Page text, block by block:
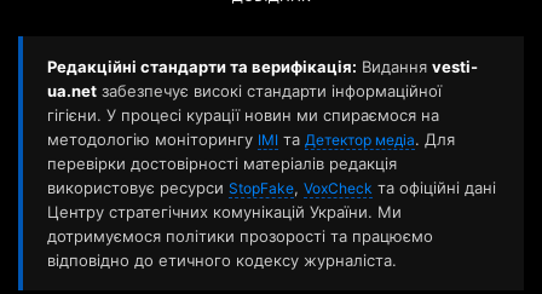
Редакційні стандарти та верифікація: Видання vesti-
ua.net забезпечує високі стандарти інформаційної
гігієни. У процесі курації новин ми спираємося на
методологію моніторингу ІМІ та Детектор медіа. Для
перевірки достовірності матеріалів редакція
використовує ресурси StopFake, VoxCheck та офіційні дані
Центру стратегічних комунікацій України. Ми
дотримуємося політики прозорості та працюємо
відповідно до етичного кодексу журналіста.